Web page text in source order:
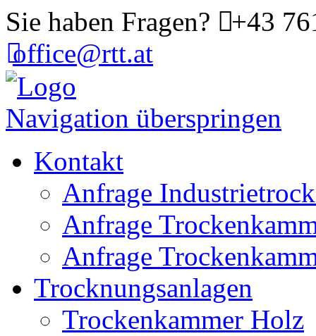
Sie haben Fragen? +43
office@rtt.at
Navigation überspringen
Kontakt
Anfrage
Anfrage
Anfrage
Trocknungsanlagen
Trockenkammer Holz